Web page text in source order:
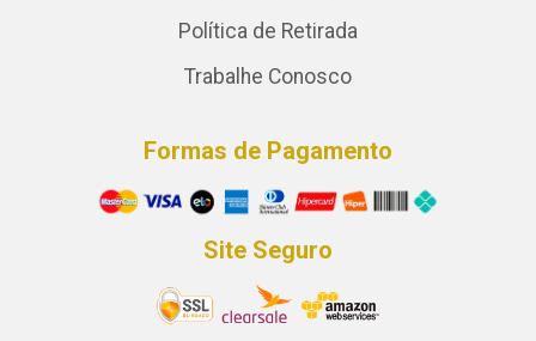
Política de Retirada
Trabalhe Conosco
Formas de Pagamento
Site Seguro